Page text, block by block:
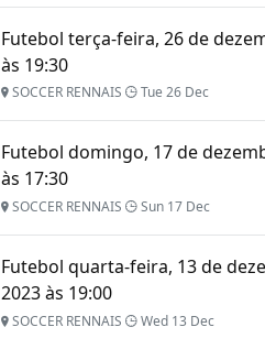
Futebol terça-feira, 26 de
às 19:30
SOCCER RENNAIS Tue 26 Dec
Futebol domingo, 17 de
às 17:30
SOCCER RENNAIS Sun 17 Dec
Futebol quarta-feira, 13 de
2023 às 19:00
SOCCER RENNAIS Wed 13 Dec